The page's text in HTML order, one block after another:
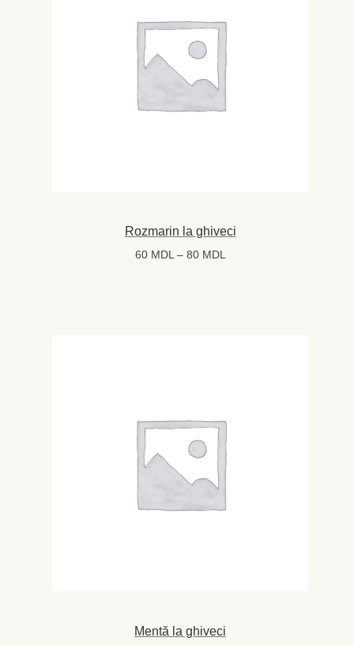
Rozmarin la ghiveci
60 MDL – 80 MDL
Mentă la ghiveci